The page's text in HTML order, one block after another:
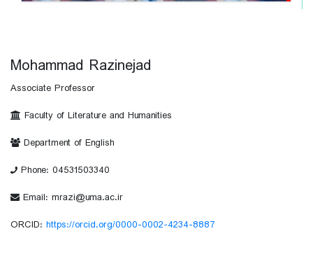
Mohammad Razinejad
Associate Professor
Faculty of Literature and Humanities
Department of English
Phone: 04531503340
Email: mrazi@uma.ac.ir
ORCID: https://orcid.org/0000-0002-4234-8887